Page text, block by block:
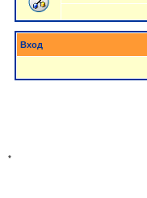
Вход
*